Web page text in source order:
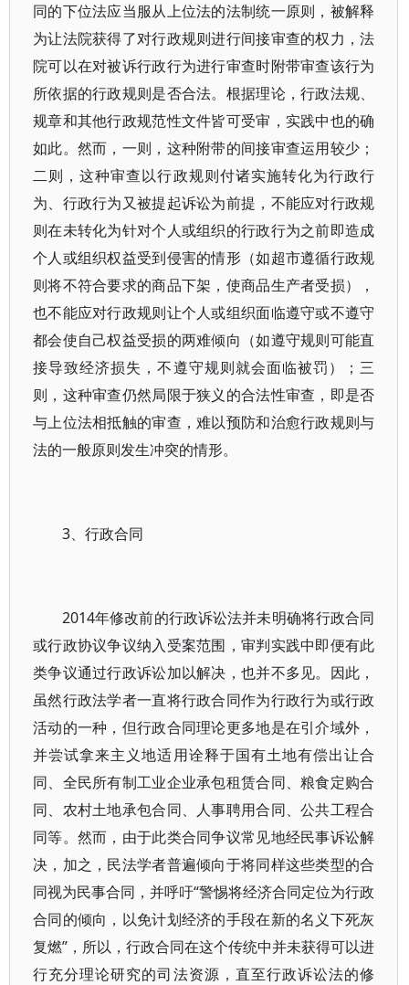
同的下位法应当服从上位法的法制统一原则，被解释
为让法院获得了对行政规则进行间接审查的权力，法
院可以在对被诉行政行为进行审查时附带审查该行为
所依据的行政规则是否合法。根据理论，行政法规、
规章和其他行政规范性文件皆可受审，实践中也的确
如此。然而，一则，这种附带的间接审查运用较少；
二则，这种审查以行政规则付诸实施转化为行政行
为、行政行为又被提起诉讼为前提，不能应对行政规
则在未转化为针对个人或组织的行政行为之前即造成
个人或组织权益受到侵害的情形（如超市遵循行政规
则将不符合要求的商品下架，使商品生产者受损），
也不能应对行政规则让个人或组织面临遵守或不遵守
都会使自己权益受损的两难倾向（如遵守规则可能直
接导致经济损失，不遵守规则就会面临被罚）；三
则，这种审查仍然局限于狭义的合法性审查，即是否
与上位法相抵触的审查，难以预防和治愈行政规则与
法的一般原则发生冲突的情形。
3、行政合同
2014年修改前的行政诉讼法并未明确将行政合同
或行政协议争议纳入受案范围，审判实践中即便有此
类争议通过行政诉讼加以解决，也并不多见。因此，
虽然行政法学者一直将行政合同作为行政行为或行政
活动的一种，但行政合同理论更多地是在引介域外，
并尝试拿来主义地适用诠释于国有土地有偿出让合
同、全民所有制工业企业承包租赁合同、粮食定购合
同、农村土地承包合同、人事聘用合同、公共工程合
同等。然而，由于此类合同争议常见地经民事诉讼解
决，加之，民法学者普遍倾向于将同样这些类型的合
同视为民事合同，并呼吁“警惕将经济合同定位为行政
合同的倾向，以免计划经济的手段在新的名义下死灰
复燃”，所以，行政合同在这个传统中并未获得可以进
行充分理论研究的司法资源，直至行政诉讼法的修